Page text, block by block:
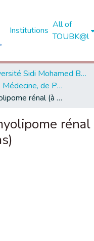
Institutions
All of
TOUBK@l
Université Sidi Mohamed Ben Abdellah de Fès
Faculté de Médecine, de Pharmacie et de Médecine Dentaire - Fès
L’angiomyolipome rénal (à propos de 08 cas)